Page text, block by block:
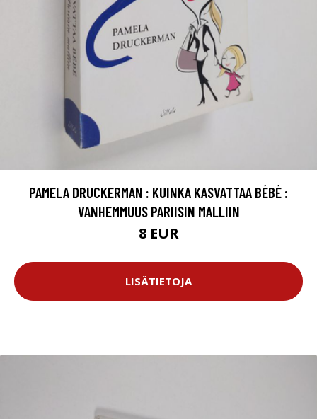
PAMELA DRUCKERMAN : KUINKA KASVATTAA BÉBÉ :
VANHEMMUUS PARIISIN MALLIIN
8 EUR
LISÄTIETOJA